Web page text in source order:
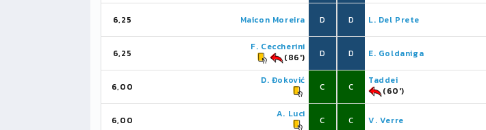
6,25 Maicon Moreira D
6,25
F. Ceccherini
(86')
D
6,00
D. Đoković
C
6,00
A. Luci
C
D L. Del Prete
D E. Goldaniga
C
Taddei
(60')
C V. Verre